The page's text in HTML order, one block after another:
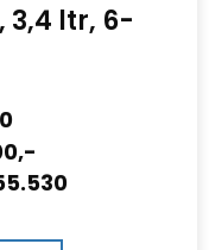
3,4 ltr, 6-